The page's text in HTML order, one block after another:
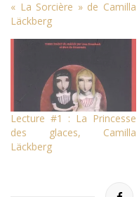
« La Sorcière » de Camilla
Läckberg
Lecture #1 : La Princesse
des glaces, Camilla
Läckberg